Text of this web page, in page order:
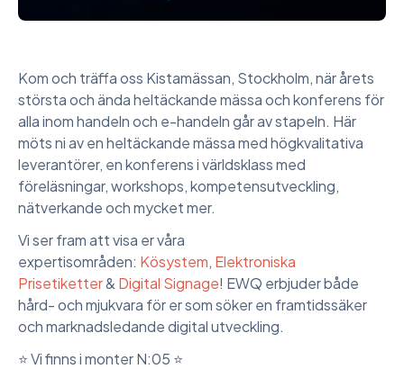
Kom och träffa oss Kistamässan, Stockholm, när årets
största och ända heltäckande mässa och konferens för
alla inom handeln och e-handeln går av stapeln. Här
möts ni av en heltäckande mässa med högkvalitativa
leverantörer, en konferens i världsklass med
föreläsningar, workshops, kompetensutveckling,
nätverkande och mycket mer.
Vi ser fram att visa er våra
expertisområden: Kösystem, Elektroniska
Prisetiketter& Digital Signage! EWQ erbjuder både
hård- och mjukvara för er som söker en framtidssäker
och marknadsledande digital utveckling.
⭐️ Vi finns i monter N:05 ⭐️